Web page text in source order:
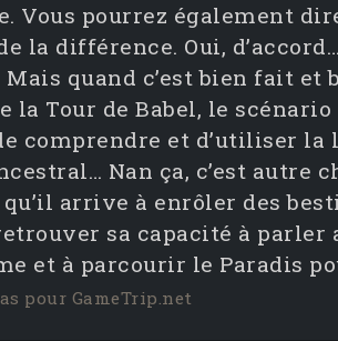
Vous pourrez également
la différence. Oui,
quand c’est bien fait et
la Tour de Babel, le
comprendre et d’utiliser
Nan ça, c’est autre
arrive à enrôler des
sa capacité à parler
et à parcourir le Paradis
pour GameTrip.net